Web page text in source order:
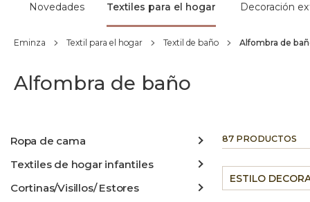
Novedades Textiles para el hogar Decoración
Eminza Textil para el hogar Textil de baño Alfombra de
Alfombra de baño
Ropa de cama
Textiles de hogar infantiles
Cortinas/Visillos/ Estores
87 PRODUCTOS
ESTILO